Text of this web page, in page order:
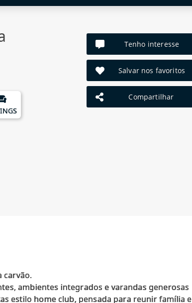
Tenho interesse
Salvar nos favoritos
Compartilhar
carvão.
ambientes integrados e varandas generosas
estilo home club, pensada para reunir família e